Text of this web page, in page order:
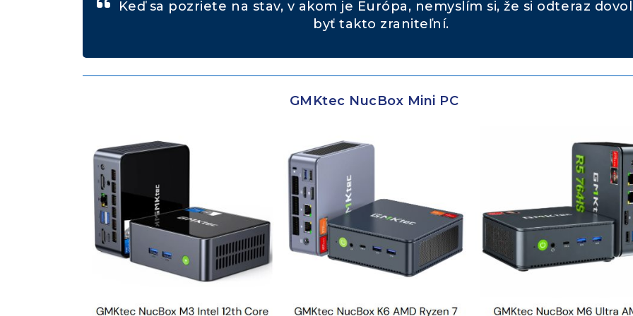
Keď sa pozriete na stav, v akom je Európa, nemyslím si, že si odteraz
byť takto zraniteľní.
GMKtec NucBox Mini PC